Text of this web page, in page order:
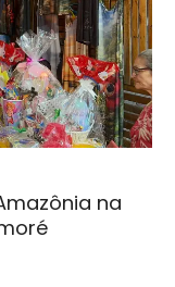
na